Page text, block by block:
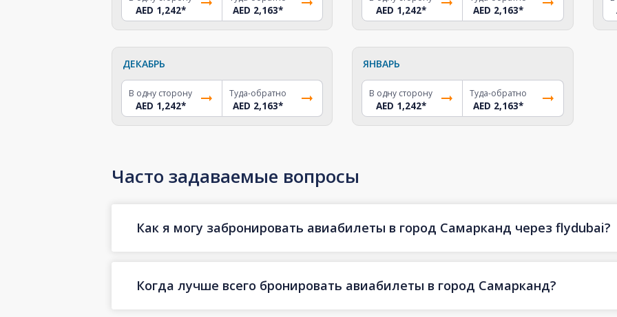
AED 1,242* AED 2,163* AED 1,242* AED 2,163*
ДЕКАБРЬ
В одну сторону
AED 1,242*
Туда-обратно
AED 2,163*
ЯНВАРЬ
В одну сторону
AED 1,242*
Туда-обратно
AED 2,163*
Часто задаваемые вопросы
Как я могу забронировать авиабилеты в город Самарканд через flydubai?
Когда лучше всего бронировать авиабилеты в город Самарканд?